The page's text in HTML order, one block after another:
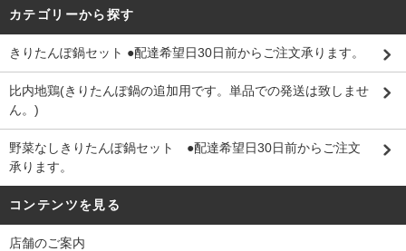
カテゴリーから探す
きりたんぽ鍋セット ●配達希望日30日前からご注文承ります。
比内地鶏(きりたんぽ鍋の追加用です。単品での発送は致しませ
ん。)
野菜なしきりたんぽ鍋セット ●配達希望日30日前からご注文
承ります。
コンテンツを見る
店舗のご案内